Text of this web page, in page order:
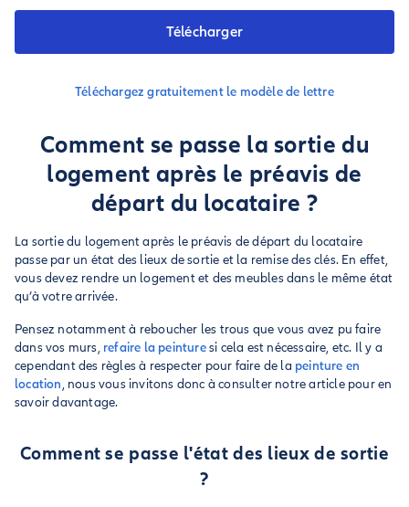
Télécharger
Téléchargez gratuitement le modèle de lettre
Comment se passe la sortie du
logement après le préavis de
départ du locataire ?
La sortie du logement après le préavis de départ du locataire
passe par un état des lieux de sortie et la remise des clés. En effet,
vous devez rendre un logement et des meubles dans le même état
qu’à votre arrivée.
Pensez notamment à reboucher les trous que vous avez pu faire
dans vos murs, refaire la peinturesi cela est nécessaire, etc. Il y a
cependant des règles à respecter pour faire de la peinture en
location, nous vous invitons donc à consulter notre article pour en
savoir davantage.
Comment se passe l'état des lieux de sortie
?